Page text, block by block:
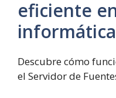
eficiente
Descubre cómo
el Servidor de